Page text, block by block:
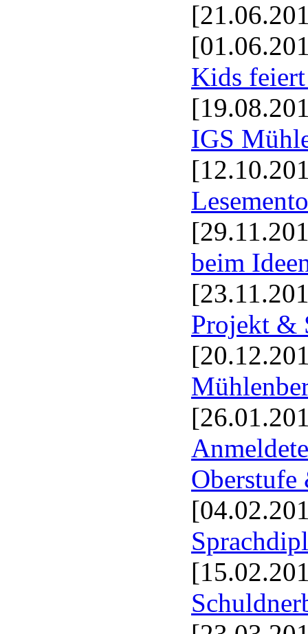
Kids feiert
IGS
beim
Projekt &
Oberstufe